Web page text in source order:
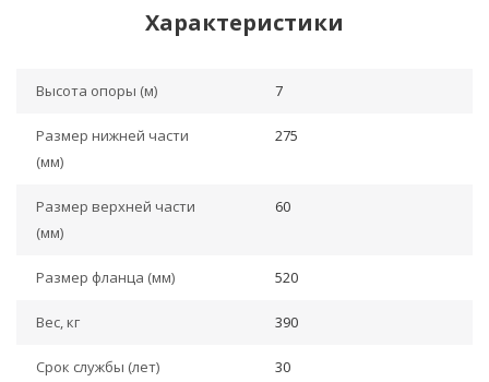
Характеристики
Высота опоры (м) 7
Размер нижней части
(мм)
275
Размер верхней части
(мм)
60
Размер фланца (мм) 520
Вес, кг 390
Срок службы (лет) 30